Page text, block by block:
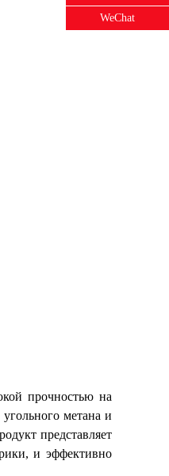
прочностью на
метана и
представляет
и эффективно
WeChat